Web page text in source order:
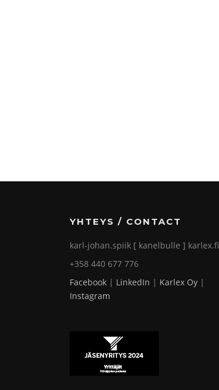
YHTEYS / CONTACT
karl-johan.spiik [ kanelbulle ] karlex.fi
+358 440 677 776
Facebook | LinkedIn | Karlex Oy |
Instagram